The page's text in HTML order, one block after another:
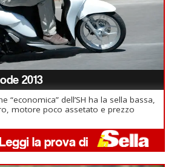
2013
“economica” dell’SH ha la sella bassa,
motore poco assetato e prezzo